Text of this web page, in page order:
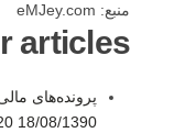
منبع: eMJey.com
articles:
پرونده‌های
18/08/1390 11:20